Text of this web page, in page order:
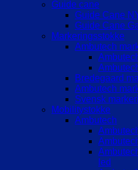
Guide cane
Guide Cane
Guide Cane
Markeringsstokke
Ambutech
Bredegaard
Ambutech
Svensk
Mobilitystokke
Ambutech
led